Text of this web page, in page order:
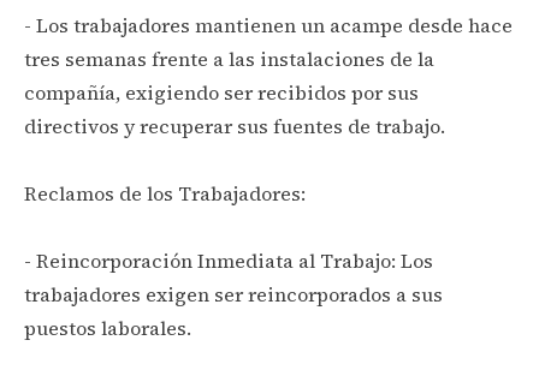
- Los trabajadores mantienen un acampe desde hace
tres semanas frente a las instalaciones de la
compañía, exigiendo ser recibidos por sus
directivos y recuperar sus fuentes de trabajo.
Reclamos de los Trabajadores:
- Reincorporación Inmediata al Trabajo: Los
trabajadores exigen ser reincorporados a sus
puestos laborales.